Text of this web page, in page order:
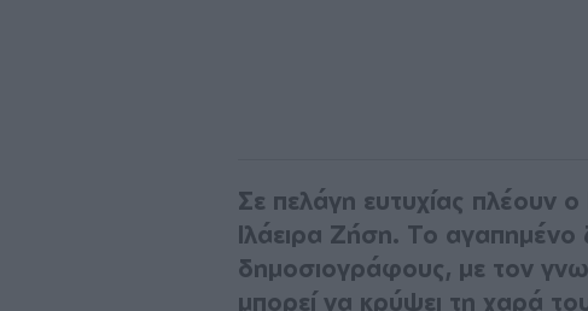
Σε πελάγη ευτυχίας πλέουν
Ιλάειρα Ζήση. Το αγαπημένο
δημοσιογράφους, με τον
μπορεί να κρύψει τη χαρά